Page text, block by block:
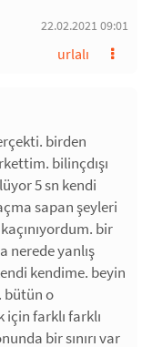
22.02.2021 09:01
urlalı
birden
bilinçdışı
5 sn kendi
sapan şeyleri
bir
nerede yanlış
kendime. beyin
bütün o
farklı farklı
bir sınırı var